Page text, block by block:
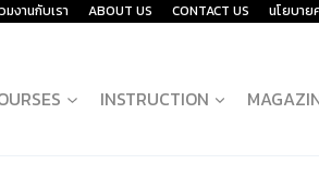
มงานกับเรา ABOUT US CONTACT US นโยบาย
INSTRUCTION